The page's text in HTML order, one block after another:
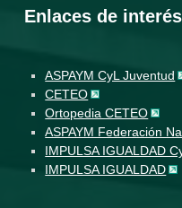
Enlaces de interés
ASPAYM CyL Juventud
CETEO
Ortopedia CETEO
ASPAYM Federación
IMPULSA IGUALDAD
IMPULSA IGUALDAD